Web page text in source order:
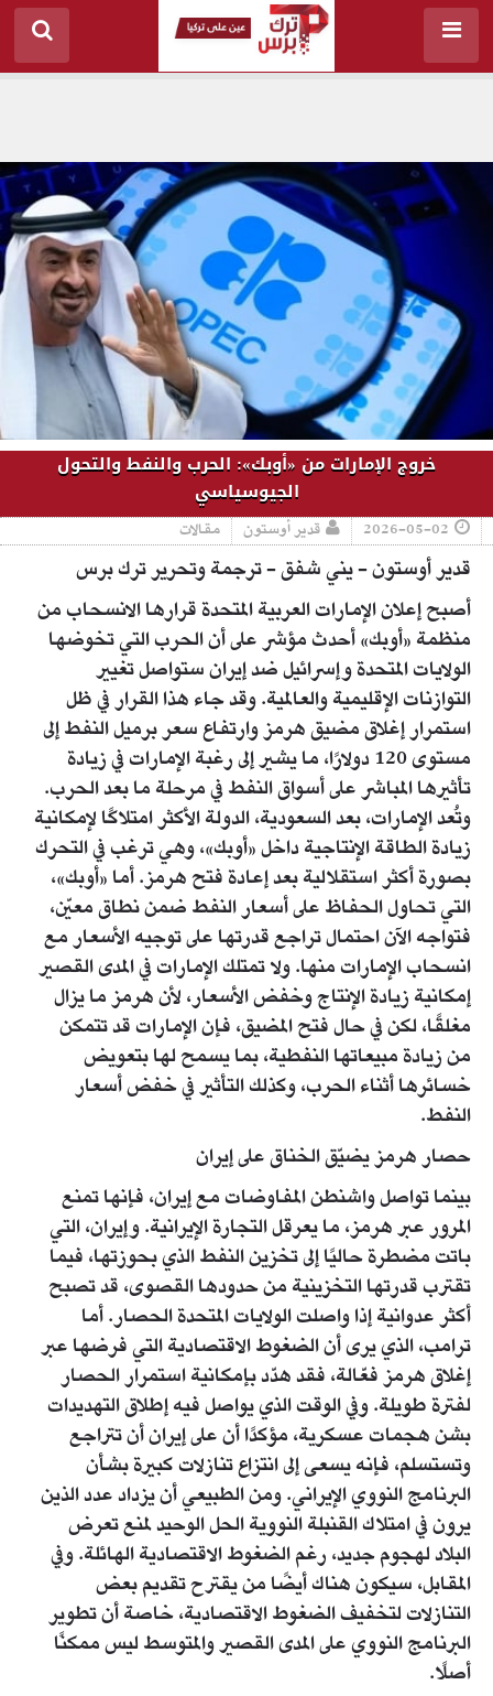
خروج الإمارات من «أوبك»: الحرب والنفط والتحول
الجيوسياسي
2026-05-02 قدير أوستون مقالات
قدير أوستون - يني شفق - ترجمة وتحرير ترك برس
أصبح إعلان الإمارات العربية المتحدة قرارها الانسحاب من
منظمة «أوبك» أحدث مؤشر على أن الحرب التي تخوضها
الولايات المتحدة وإسرائيل ضد إيران ستواصل تغيير
التوازنات الإقليمية والعالمية. وقد جاء هذا القرار في ظل
استمرار إغلاق مضيق هرمز وارتفاع سعر برميل النفط إلى
مستوى 120 دولارًا، ما يشير إلى رغبة الإمارات في زيادة
تأثيرها المباشر على أسواق النفط في مرحلة ما بعد الحرب.
وتُعد الإمارات، بعد السعودية، الدولة الأكثر امتلاكًا لإمكانية
زيادة الطاقة الإنتاجية داخل «أوبك»، وهي ترغب في التحرك
بصورة أكثر استقلالية بعد إعادة فتح هرمز. أما «أوبك»،
التي تحاول الحفاظ على أسعار النفط ضمن نطاق معيّن،
فتواجه الآن احتمال تراجع قدرتها على توجيه الأسعار مع
انسحاب الإمارات منها. ولا تمتلك الإمارات في المدى القصير
إمكانية زيادة الإنتاج وخفض الأسعار، لأن هرمز ما يزال
مغلقًا، لكن في حال فتح المضيق، فإن الإمارات قد تتمكن
من زيادة مبيعاتها النفطية، بما يسمح لها بتعويض
خسائرها أثناء الحرب، وكذلك التأثير في خفض أسعار
النفط.
حصار هرمز يضيّق الخناق على إيران
بينما تواصل واشنطن المفاوضات مع إيران، فإنها تمنع
المرور عبر هرمز، ما يعرقل التجارة الإيرانية. وإيران، التي
باتت مضطرة حاليًا إلى تخزين النفط الذي بحوزتها، فيما
تقترب قدرتها التخزينية من حدودها القصوى، قد تصبح
أكثر عدوانية إذا واصلت الولايات المتحدة الحصار. أما
ترامب، الذي يرى أن الضغوط الاقتصادية التي فرضها عبر
إغلاق هرمز فعّالة، فقد هدّد بإمكانية استمرار الحصار
لفترة طويلة. وفي الوقت الذي يواصل فيه إطلاق التهديدات
بشن هجمات عسكرية، مؤكدًا أن على إيران أن تتراجع
وتستسلم، فإنه يسعى إلى انتزاع تنازلات كبيرة بشأن
البرنامج النووي الإيراني. ومن الطبيعي أن يزداد عدد الذين
يرون في امتلاك القنبلة النووية الحل الوحيد لمنع تعرض
البلاد لهجوم جديد، رغم الضغوط الاقتصادية الهائلة. وفي
المقابل، سيكون هناك أيضًا من يقترح تقديم بعض
التنازلات لتخفيف الضغوط الاقتصادية، خاصة أن تطوير
البرنامج النووي على المدى القصير والمتوسط ليس ممكنًا
أصلًا.